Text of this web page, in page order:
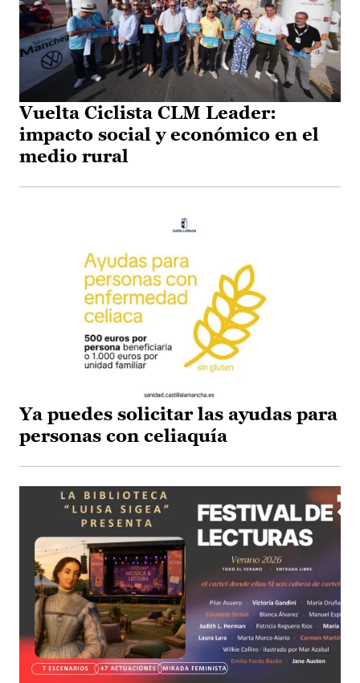
Vuelta Ciclista CLM Leader:
impacto social y económico en el
medio rural
Ya puedes solicitar las ayudas para
personas con celiaquía